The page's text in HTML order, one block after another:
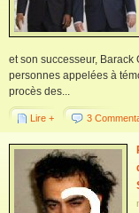
et son successeur, Barack
personnes appelées à
procès des...
Lire + 3